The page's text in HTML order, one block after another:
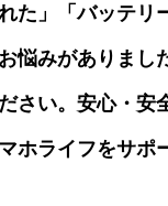
た」「バッテリ
悩みがありまし
さい。安心・安
ホライフをサポ